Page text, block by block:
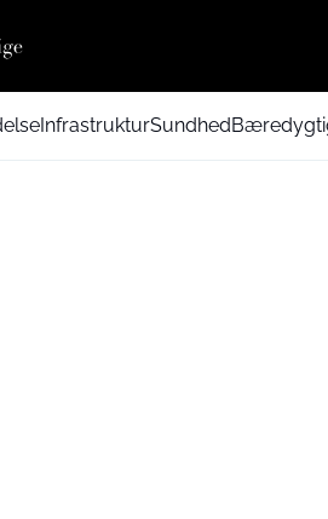
InfrastrukturSundhed